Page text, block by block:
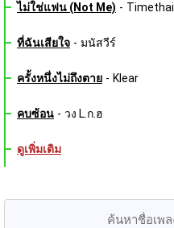
ไม่ใช่แฟน (Not Me) - Timethai
ที่ฉันเสียใจ - มนัสวีร์
ครั้งหนึ่งไม่ถึงตาย - Klear
คบซ้อน - วง L.ก.ฮ
ดูเพิ่มเติม